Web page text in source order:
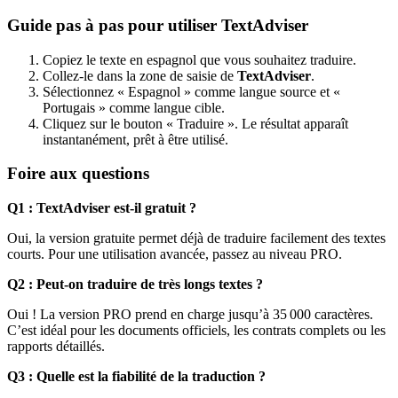
Guide pas à pas pour utiliser TextAdviser
Copiez le texte en espagnol que vous souhaitez traduire.
Collez-le dans la zone de saisie de TextAdviser.
Sélectionnez « Espagnol » comme langue source et «
Portugais » comme langue cible.
Cliquez sur le bouton « Traduire ». Le résultat apparaît
instantanément, prêt à être utilisé.
Foire aux questions
Q1 : TextAdviser est-il gratuit ?
Oui, la version gratuite permet déjà de traduire facilement des textes
courts. Pour une utilisation avancée, passez au niveau PRO.
Q2 : Peut-on traduire de très longs textes ?
Oui ! La version PRO prend en charge jusqu’à 35 000 caractères.
C’est idéal pour les documents officiels, les contrats complets ou les
rapports détaillés.
Q3 : Quelle est la fiabilité de la traduction ?